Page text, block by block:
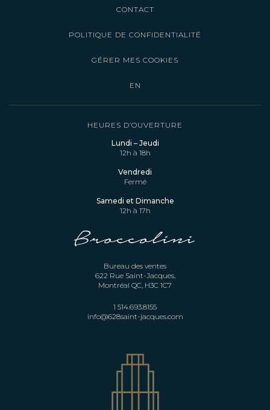
Bureau des ventes
622 Rue Saint-Jacques,
Montréal QC, H3C 1C7
1 514.693.8155
info@628saint-jacques.com
HEURES D’OUVERTURE
Lundi – Jeudi
12h à 18h
Vendredi
Fermé
Samedi et Dimanche
12h à 17h
CONTACT
POLITIQUE DE CONFIDENTIALITÉ
GÉRER MES COOKIES
EN